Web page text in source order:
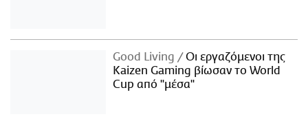
Good Living
Οι εργαζόμενοι της
Kaizen Gaming βίωσαν το World
Cup από "μέσα"